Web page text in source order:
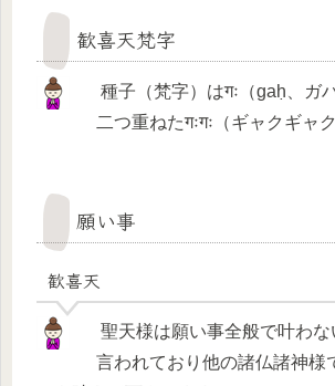
歓喜天梵字
種子（梵字）はगः（gaḥ、ガ
二つ重ねたगःगः（ギャクギャク
願い事
歓喜天
聖天様は願い事全般で叶わな
言われており他の諸仏諸神様